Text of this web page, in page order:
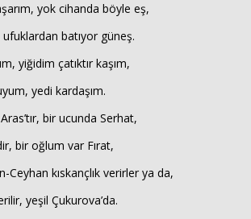
yok cihanda böyle eş,
batıyor güneş.
yiğidim çatıktır kaşım,
yedi kardaşım.
bir ucunda Serhat,
bir oğlum var Fırat,
Ceyhan kıskançlık verirler ya da,
yeşil Çukurova’da.
İLETİŞİM